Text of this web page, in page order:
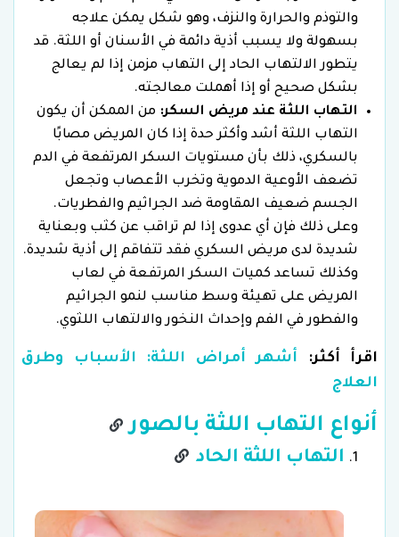
والتوذم والحرارة والنزف، وهو شكل يمكن علاجه
بسهولة ولا يسبب أذية دائمة في الأسنان أو اللثة. قد
يتطور الالتهاب الحاد إلى التهاب مزمن إذا لم يعالج
بشكل صحيح أو إذا أهملت معالجته.
التهاب اللثة عند مريض السكر: من الممكن أن يكون
التهاب اللثة أشد وأكثر حدة إذا كان المريض مصابًا
بالسكري، ذلك بأن مستويات السكر المرتفعة في الدم
تضعف الأوعية الدموية وتخرب الأعصاب وتجعل
الجسم ضعيف المقاومة ضد الجراثيم والفطريات.
وعلى ذلك فإن أي عدوى إذا لم تراقب عن كثب وبعناية
شديدة لدى مريض السكري فقد تتفاقم إلى أذية شديدة.
وكذلك تساعد كميات السكر المرتفعة في لعاب
المريض على تهيئة وسط مناسب لنمو الجراثيم
والفطور في الفم وإحداث النخور والالتهاب اللثوي.
اقرأ أكثر: أشهر أمراض اللثة: الأسباب وطرق
العلاج
أنواع التهاب اللثة بالصور
التهاب اللثة الحاد